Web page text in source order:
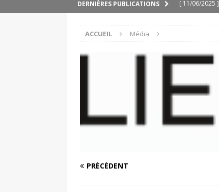
DERNIÈRES PUBLICATIONS [ 11/06/2025 ]
[ 24/03/2025 ]
ACCUEIL Média
PRÉCÉDENT